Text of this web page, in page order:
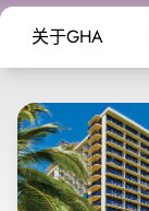
关于GHA